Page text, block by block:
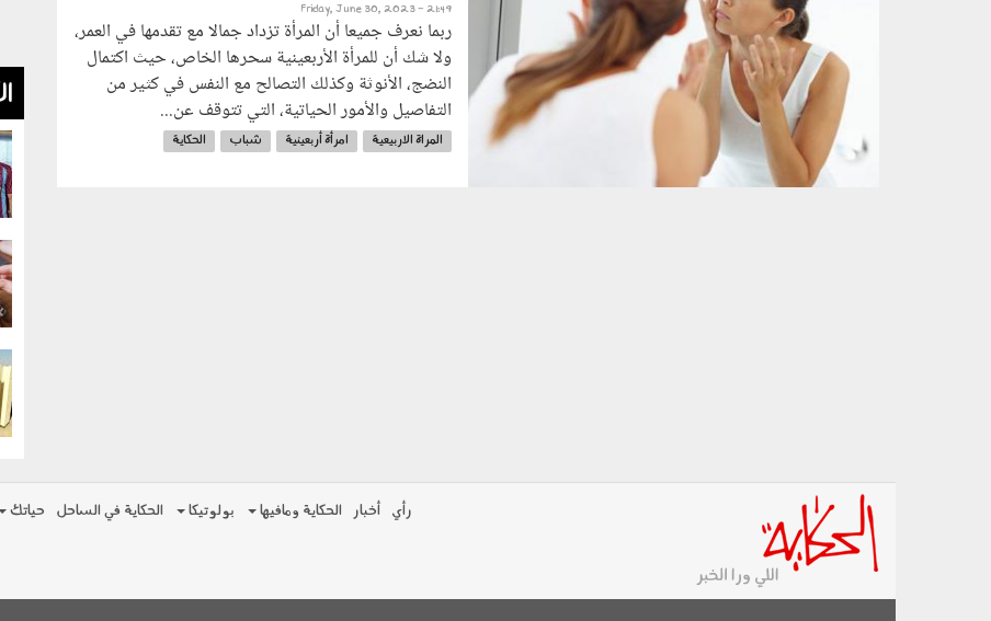
Friday, June 30, 2023 - 21:49
ربما نعرف جميعا أن المرأة تزداد جمالا مع تقدمها في العمر،
ولا شك أن للمرأة الأربعينية سحرها الخاص، حيث اكتمال
النضج، الأنوثة وكذلك التصالح مع النفس في كثير من
التفاصيل والأمور الحياتية، التي تتوقف عن...
المراة الاربيعية امرأة أربعينية شباب
الحكاية
رأي أخبار الحكاية ومافيها بولوتيكا الحكاية في الساحل حياتك